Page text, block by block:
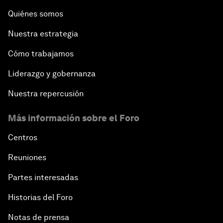
Quiénes somos
Nuestra estrategia
Cómo trabajamos
Liderazgo y gobernanza
Nuestra repercusión
Más información sobre el Foro
Centros
Reuniones
Partes interesadas
Historias del Foro
Notas de prensa